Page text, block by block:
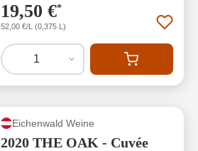
19,50 €*
52,00 €/L (0,375 L)
1
Eichenwald Weine
2020 THE OAK - Cuvée